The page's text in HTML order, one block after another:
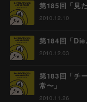
第185回「見
2010.12.10
第184回「
2010.12.03
第183回「チ
常〜」
2010.11.26